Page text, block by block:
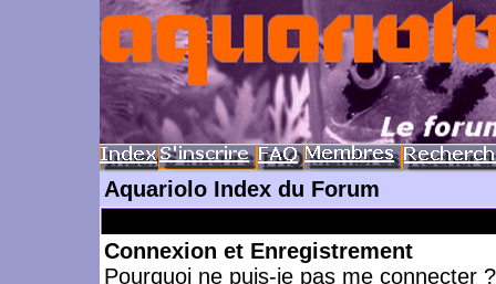
Aquariolo Index du Forum
Connexion et Enregistrement
Pourquoi ne puis-je pas me connecter ?